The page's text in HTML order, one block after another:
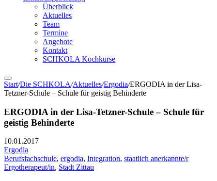
Überblick
Aktuelles
Team
Termine
Angebote
Kontakt
SCHKOLA Kochkurse
Start/Die SCHKOLA/Aktuelles/Ergodia/ERGODIA in der Lisa-
Tetzner-Schule – Schule für geistig Behinderte
ERGODIA in der Lisa-Tetzner-Schule – Schule für
geistig Behinderte
10.01.2017
Ergodia
Berufsfachschule, ergodia, Integration, staatlich anerkannte/r
Ergotherapeut/in, Stadt Zittau